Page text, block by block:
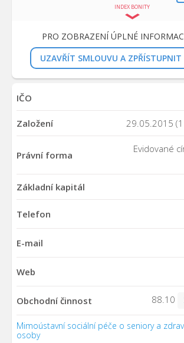
INDEX BONITY
PRO ZOBRAZENÍ ÚPLNÉ
UZAVŘÍT SMLOUVU A
IČO
Založení 29.05.2015
Právní forma
Evidované
Základní kapitál
Telefon
E-mail
Web
Obchodní činnost 88.10
Mimoústavní sociální péče o seniory a
osoby